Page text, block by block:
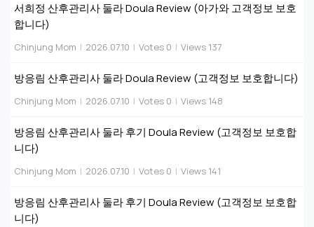
서희정 산후관리사 둘라 Doula Review (아가와 고객정보 보호
합니다)
Chinjung Mom | 2026.07.10 | Votes 0 | Views 137
방응림 산후관리사 둘라 Doula Review (고객정보 보호합니다)
Chinjung Mom | 2026.07.10 | Votes 0 | Views 148
방응림 산후관리사 둘라 후기 Doula Review (고객정보 보호합
니다)
Chinjung Mom | 2026.07.10 | Votes 0 | Views 141
방응림 산후관리사 둘라 후기 Doula Review (고객정보 보호합
니다)